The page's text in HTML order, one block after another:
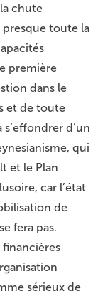
chute
toute la
première
dans le
et de toute
d’un
qui
et le Plan
car l’état
de
fera pas.
sérieux de